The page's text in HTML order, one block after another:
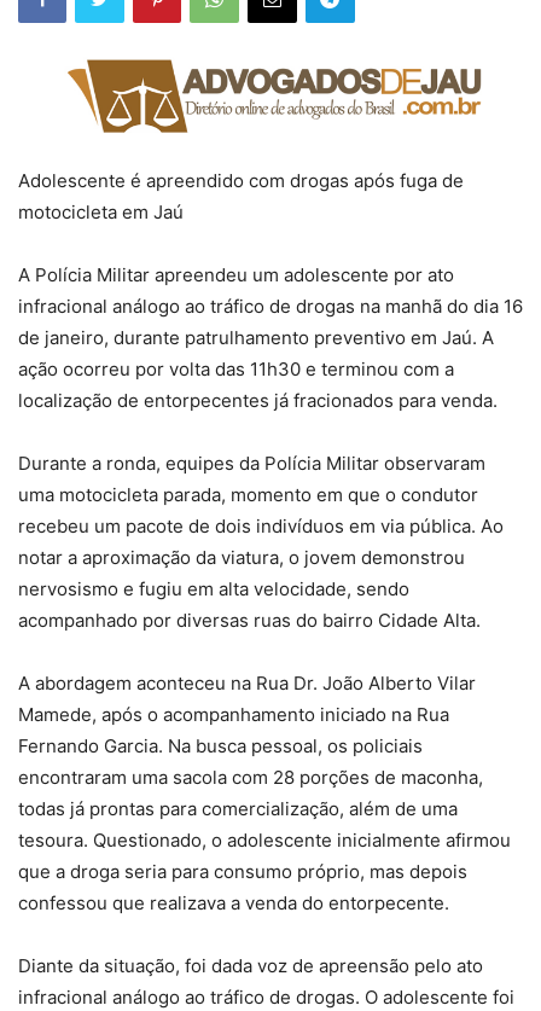
Adolescente é apreendido com drogas após fuga de
motocicleta em Jaú
A Polícia Militar apreendeu um adolescente por ato
infracional análogo ao tráfico de drogas na manhã do dia 16
de janeiro, durante patrulhamento preventivo em Jaú. A
ação ocorreu por volta das 11h30 e terminou com a
localização de entorpecentes já fracionados para venda.
Durante a ronda, equipes da Polícia Militar observaram
uma motocicleta parada, momento em que o condutor
recebeu um pacote de dois indivíduos em via pública. Ao
notar a aproximação da viatura, o jovem demonstrou
nervosismo e fugiu em alta velocidade, sendo
acompanhado por diversas ruas do bairro Cidade Alta.
A abordagem aconteceu na Rua Dr. João Alberto Vilar
Mamede, após o acompanhamento iniciado na Rua
Fernando Garcia. Na busca pessoal, os policiais
encontraram uma sacola com 28 porções de maconha,
todas já prontas para comercialização, além de uma
tesoura. Questionado, o adolescente inicialmente afirmou
que a droga seria para consumo próprio, mas depois
confessou que realizava a venda do entorpecente.
Diante da situação, foi dada voz de apreensão pelo ato
infracional análogo ao tráfico de drogas. O adolescente foi